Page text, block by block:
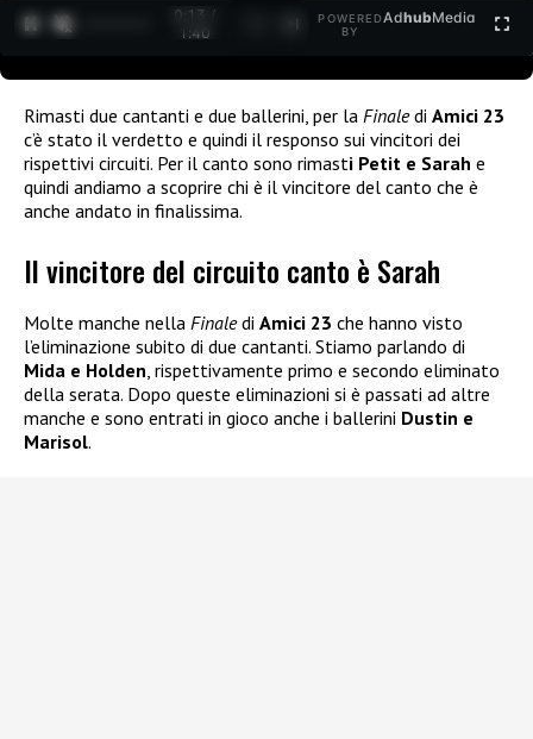
0:15 /
1:40
POWERED
BY
AdhubMedia
Rimasti due cantanti e due ballerini, per la Finaledi Amici 23
c’è stato il verdetto e quindi il responso sui vincitori dei
rispettivi circuiti. Per il canto sono rimasti Petit e Sarah e
quindi andiamo a scoprire chi è il vincitore del canto che è
anche andato in finalissima.
Il vincitore del circuito canto è Sarah
Molte manche nella Finaledi Amici 23 che hanno visto
l’eliminazione subito di due cantanti. Stiamo parlando di
Mida e Holden, rispettivamente primo e secondo eliminato
della serata. Dopo queste eliminazioni si è passati ad altre
manche e sono entrati in gioco anche i ballerini Dustin e
Marisol.